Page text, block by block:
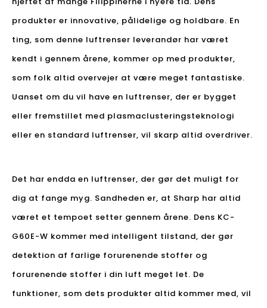
produkter er innovative, pålidelige og holdbare. En
ting, som denne luftrenser leverandør har været
kendt i gennem årene, kommer op med produkter,
som folk altid overvejer at være meget fantastiske.
Uanset om du vil have en luftrenser, der er bygget
eller fremstillet med plasmaclusteringsteknologi
eller en standard luftrenser, vil skarp altid overdriver.
Det har endda en luftrenser, der gør det muligt for
dig at fange myg. Sandheden er, at Sharp har altid
været et tempoet setter gennem årene. Dens KC-
G60E-W kommer med intelligent tilstand, der gør
detektion af farlige forurenende stoffer og
forurenende stoffer i din luft meget let. De
funktioner, som dets produkter altid kommer med, vil